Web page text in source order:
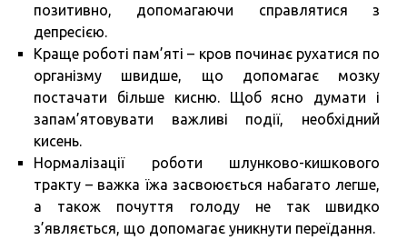
позитивно, допомагаючи справлятися з
депресією.
Краще роботі пам’яті – кров починає рухатися по
організму швидше, що допомагає мозку
постачати більше кисню. Щоб ясно думати і
запам’ятовувати важливі події, необхідний
кисень.
Нормалізації роботи шлунково-кишкового
тракту – важка їжа засвоюється набагато легше,
а також почуття голоду не так швидко
з’являється, що допомагає уникнути переїдання.